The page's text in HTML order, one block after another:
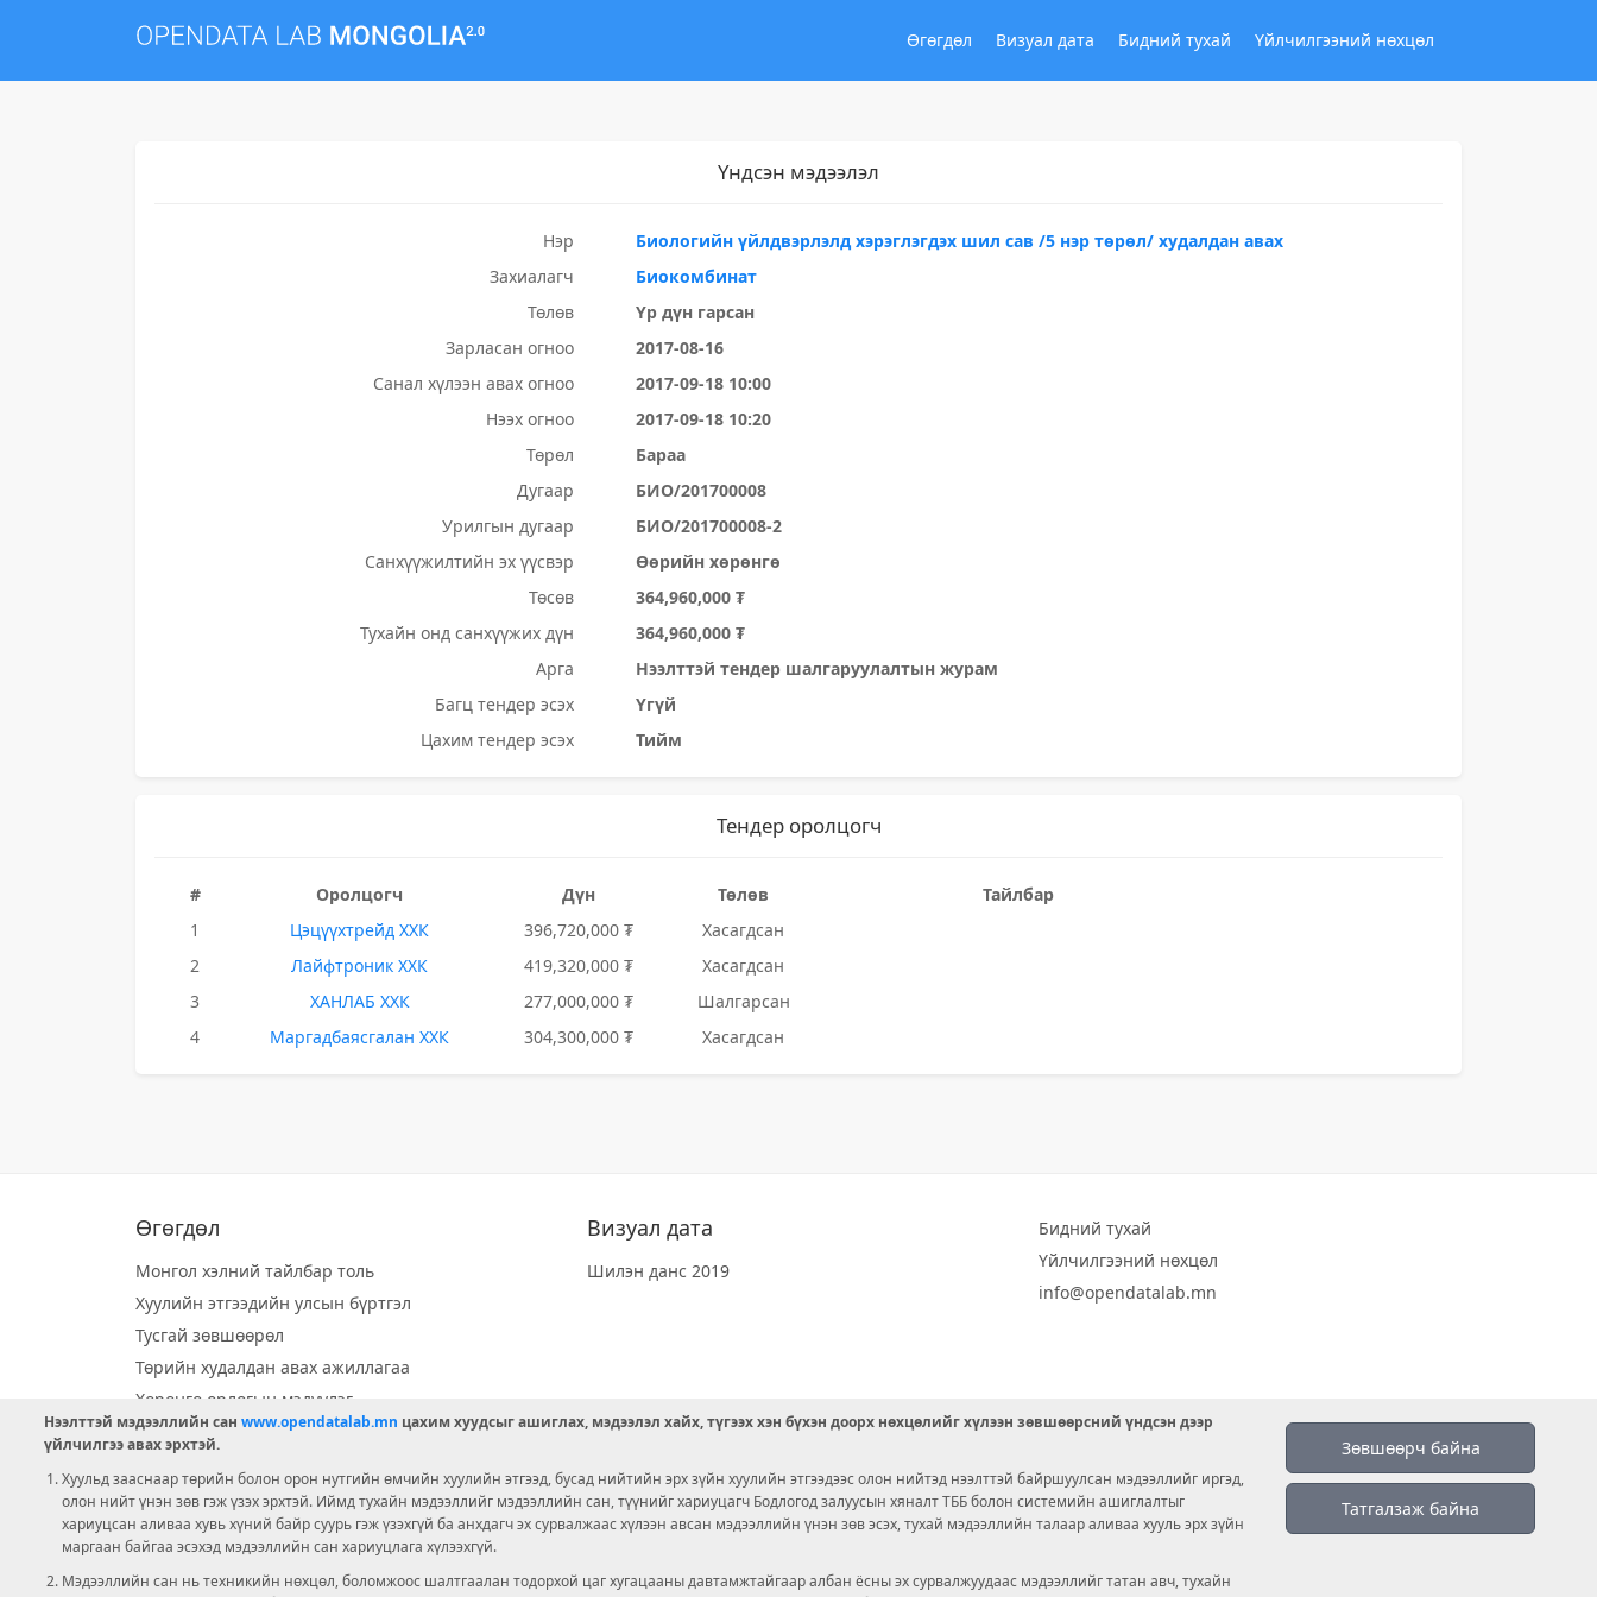
Өгөгдөл Визуал дата Бидний тухай Үйлчилгээний нөхцөл
Үндсэн мэдээлэл
Нэр
Биологийн үйлдвэрлэлд хэрэглэгдэх шил сав /5 нэр төрөл/ худалдан авах
Захиалагч
Биокомбинат
Төлөв
Үр дүн гарсан
Зарласан огноо
2017-08-16
Санал хүлээн авах огноо
2017-09-18 10:00
Нээх огноо
2017-09-18 10:20
Төрөл
Бараа
Дугаар
БИО/201700008
Урилгын дугаар
БИО/201700008-2
Санхүүжилтийн эх үүсвэр
Өөрийн хөрөнгө
Төсөв
364,960,000 ₮
Тухайн онд санхүүжих дүн
364,960,000 ₮
Арга
Нээлттэй тендер шалгаруулалтын журам
Багц тендер эсэх
Үгүй
Цахим тендер эсэх
Тийм
Тендер оролцогч
# Оролцогч Дүн Төлөв
Тайлбар
1
Цэцүүхтрейд ХХК 396,720,000 ₮
Хасагдсан
2
Лайфтроник ХХК 419,320,000 ₮
Хасагдсан
3
ХАНЛАБ ХХК 277,000,000 ₮
Шалгарсан
4
Маргадбаясгалан ХХК 304,300,000 ₮ Хасагдсан
Өгөгдөл
Монгол хэлний тайлбар толь
Хуулийн этгээдийн улсын бүртгэл
Тусгай зөвшөөрөл
Төрийн худалдан авах ажиллагаа
Хөрөнгө орлогын мэдүүлэг
Орон нутгийн хөгжлийн сан
Ээлжит сонгууль
Ашигт малтмал тусгай зөвшөөрөл
Визуал дата
Шилэн данс 2019
Бидний тухай
Үйлчилгээний нөхцөл
info@opendatalab.mn
Зөвшөөрч байна
Татгалзаж байна
Нээлттэй мэдээллийн сан www.opendatalab.mn цахим хуудсыг ашиглах, мэдээлэл хайх, түгээх хэн бүхэн доорх нөхцөлийг хүлээн зөвшөөрсний үндсэн дээр
үйлчилгээ авах эрхтэй.
Хуульд зааснаар төрийн болон орон нутгийн өмчийн хуулийн этгээд, бусад нийтийн эрх зүйн хуулийн этгээдээс олон нийтэд нээлттэй байршуулсан мэдээллийг иргэд,
олон нийт үнэн зөв гэж үзэх эрхтэй. Иймд тухайн мэдээллийг мэдээллийн сан, түүнийг хариуцагч Бодлогод залуусын хяналт ТББ болон системийн ашиглалтыг
хариуцсан аливаа хувь хүний байр суурь гэж үзэхгүй ба анхдагч эх сурвалжаас хүлээн авсан мэдээллийн үнэн зөв эсэх, тухай мэдээллийн талаар аливаа хууль эрх зүйн
маргаан байгаа эсэхэд мэдээллийн сан хариуцлага хүлээхгүй.
Мэдээллийн сан нь техникийн нөхцөл, боломжоос шалтгаалан тодорхой цаг хугацааны давтамжтайгаар албан ёсны эх сурвалжуудаас мэдээллийг татан авч, тухайн